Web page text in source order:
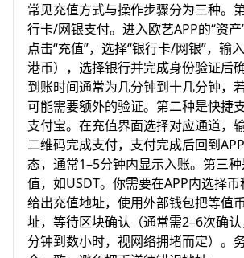
常见充值方式与操作步骤分为三种。
行卡/网银支付。进入欧艺APP的“资产”
点击“充值”，选择“银行卡/网银”，输
港币），选择银行并完成身份验证后
到账时间通常为几分钟到十几分钟，
可能需要额外的验证。第二种是快捷
支付宝。在充值界面选择对应通道，
二维码完成支付，支付完成后回到
态，通常1–5分钟内显示入账。第三
值，如USDT。你需要在APP内选择
给出充值地址，使用外部钱包把等值
址，等待区块确认（通常需2–6次确
分钟到数小时，视网络拥堵而定）。